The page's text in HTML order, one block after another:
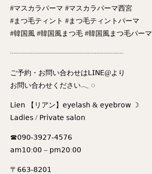
#マスカラパーマ #マスカラパーマ西宮
#まつ毛ティント #まつ毛ティントパーマ
#韓国風 #韓国風まつ毛 #韓国風まつ毛パーマ
┈┈┈┈┈┈┈┈┈┈┈┈┈┈┈┈
ご予約・お問い合わせは𝖫𝖨𝖭𝖤@より
お問い合わせください𓂃 ◌‬
𝖫𝗂𝖾𝗇 【リアン】𝖾𝗒𝖾𝗅𝖺𝗌𝗁 & 𝖾𝗒𝖾𝖻𝗋𝗈𝗐 ☽
𝖫𝖺𝖽𝗂𝖾𝗌 / 𝖯𝗋𝗂𝗏𝖺𝗍𝖾 𝗌𝖺𝗅𝗈𝗇
☎︎𝟢𝟫𝟢-𝟥𝟫𝟤𝟩-𝟦𝟧𝟩𝟨
𝖺𝗆𝟣𝟢:𝟢𝟢 – 𝗉𝗆𝟤𝟢:𝟢𝟢
〒𝟨𝟨𝟥-𝟪𝟤𝟢𝟣